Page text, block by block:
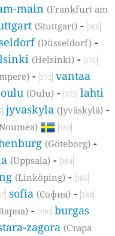
main (Frankfurt am
(Stuttgart) -366
(Düsseldorf) -
(Helsinki) -370
-372 vantaa
oulu (Oulu) -375 lahti
jyvaskyla (Jyväskylä) -
380
(Göteborg) -
(Uppsala) -384
(Linköping) -386
sofia (София) -388
-390 burgas
zagora (Стара